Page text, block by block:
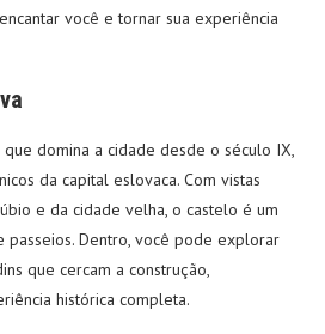
você e tornar sua experiência
que domina a cidade desde o século IX,
da capital eslovaca. Com vistas
e da cidade velha, o castelo é um
Dentro, você pode explorar
que cercam a construção,
histórica completa.